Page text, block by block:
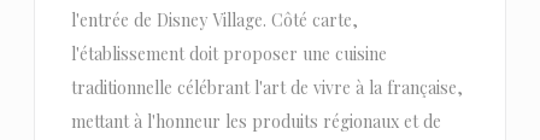
l'entrée de Disney Village. Côté carte,
l'établissement doit proposer une cuisine
traditionnelle célébrant l'art de vivre à la française,
mettant à l'honneur les produits régionaux et de